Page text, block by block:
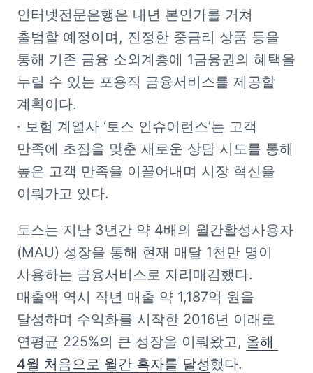
인터넷전문은행은 내년 본인가를 거쳐
출범할 예정이며, 진정한 중금리 상품 등을
통해 기존 금융 소외계층에 1금융권의 혜택을
누릴 수 있는 포용적 금융서비스를 제공할
계획이다.
· 보험 계열사 ‘토스 인슈어런스’는 고객
만족에 초점을 맞춘 새로운 상담 시도를 통해
높은 고객 만족을 이끌어내며 시장 혁신을
이뤄가고 있다.
토스는 지난 3년간 약 4배의 월간활성사용자
(MAU) 성장을 통해 현재 매달 1천만 명이
사용하는 금융서비스로 자리매김했다.
매출액 역시 작년 매출 약 1,187억 원을
달성하며 수익화를 시작한 2016년 이래로
연평균 225%의 큰 성장을 이뤄왔고, 올해
4월 처음으로 월간 흑자를 달성했다.